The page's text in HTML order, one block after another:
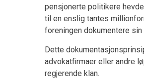
pensjonerte politikere
til en enslig tantes
foreningen dokumentere sin
Dette
advokatfirmaer eller andre
regjerende klan.